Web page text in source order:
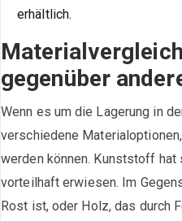
erhältlich.
gegenüber
Wenn es um die Lagerung in
verschiedene
werden können. Kunststoff
vorteilhaft erwiesen. Im
Rost ist, oder Holz, das durch